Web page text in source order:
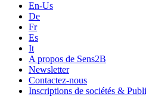
En-Us
De
Fr
Es
It
A propos de Sens2B
Newsletter
Contactez-nous
Inscriptions de sociétés &